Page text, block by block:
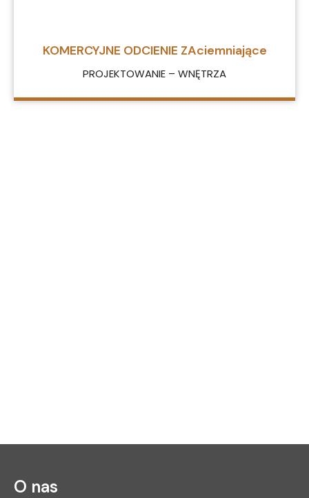
KOMERCYJNE ODCIENIE ZAciemniające
PROJEKTOWANIE – WNĘTRZA
O nas